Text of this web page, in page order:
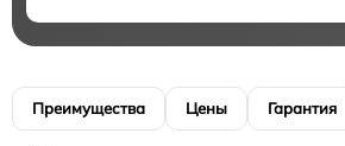
Преимущества Цены Гарантия